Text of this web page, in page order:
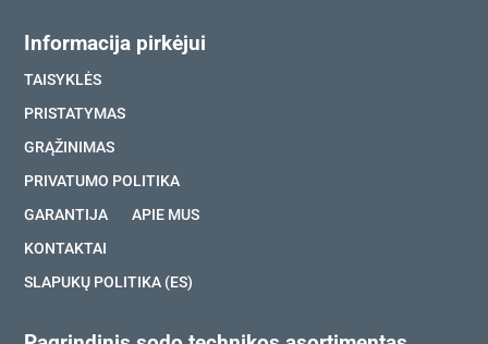
Informacija pirkėjui
TAISYKLĖS
PRISTATYMAS
GRĄŽINIMAS
PRIVATUMO POLITIKA
GARANTIJA
APIE MUS
KONTAKTAI
SLAPUKŲ POLITIKA (ES)